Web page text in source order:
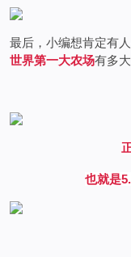
最后，小编想肯定有
世界第一大农场有多
也就是